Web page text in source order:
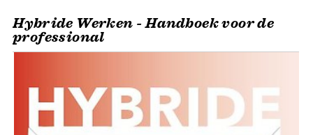
Hybride Werken - Handboek voor de
professional